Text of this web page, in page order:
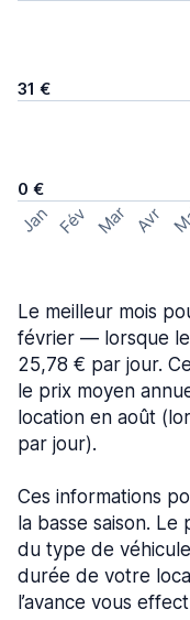
31 €
0 €
Jan Fév Mar Avr
Le meilleur mois
février — lorsque le
25,78 € par jour.
le prix moyen
location en août
par jour).
Ces informations
la basse saison.
du type de
durée de votre
l’avance vous